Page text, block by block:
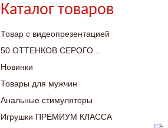
Каталог товаров
Товар с видеопрезентацией
50 ОТТЕНКОВ СЕРОГО...
Новинки
Товары для мужчин
Анальные стимуляторы
Игрушки ПРЕМИУМ КЛАССА